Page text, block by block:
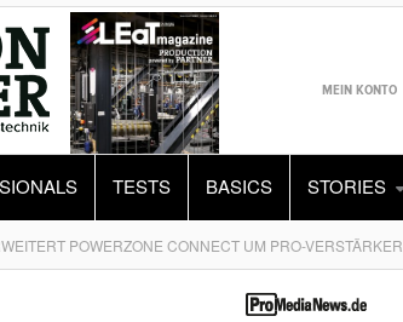
MEIN KONTO
TESTS BASICS STORIES
POWERZONE CONNECT UM PRO-VERSTÄRKER